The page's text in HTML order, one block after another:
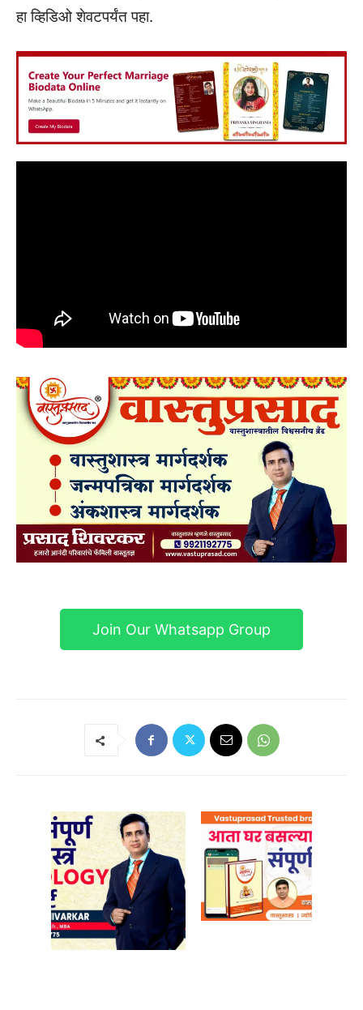
हा व्हिडिओ शेवटपर्यंत पहा.
Join Our Whatsapp Group